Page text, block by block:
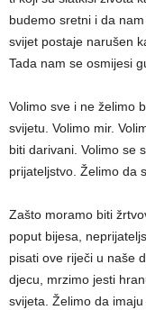
budemo sretni i da
svijet postaje narušen
Tada nam se osmijesi
Volimo sve i ne želimo
svijetu. Volimo mir.
biti darivani. Volimo se
prijateljstvo. Želimo da
Zašto moramo biti
poput bijesa,
pisati ove riječi u naše
djecu, mrzimo jesti
svijeta. Želimo da